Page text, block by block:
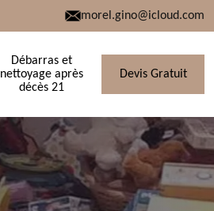
morel.gino@icloud.com
Débarras et
nettoyage après
décès 21
Devis Gratuit